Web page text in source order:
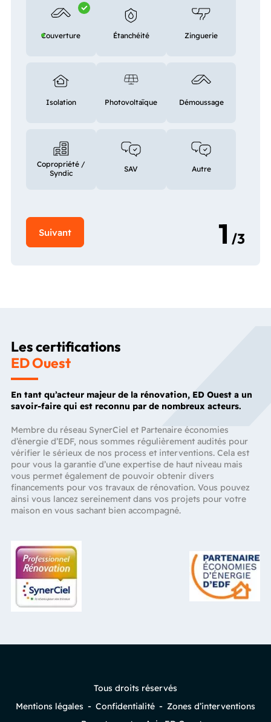
Couverture Étanchéité Zinguerie
Isolation Photovoltaïque Démoussage
Copropriété /
Syndic
SAV Autre
En tant qu’acteur majeur de la rénovation, ED Ouest a un
savoir-faire qui est reconnu par de nombreux acteurs.
Membre du réseau SynerCiel et Partenaire économies
d’énergie d’EDF, nous sommes régulièrement audités pour
vérifier le sérieux de nos process et interventions. Cela est
pour vous la garantie d’une expertise de haut niveau mais
vous permet également de pouvoir obtenir divers
financements pour vos travaux de rénovation. Vous pouvez
ainsi vous lancez sereinement dans vos projets pour votre
maison en vous sachant bien accompagné.
Les certifications
ED Ouest
Tous droits réservés
Mentions légales
Confidentialité
Zones d’interventions